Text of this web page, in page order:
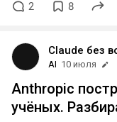
2 8
Claude без
AI 10 июля
Anthropic
учёных.